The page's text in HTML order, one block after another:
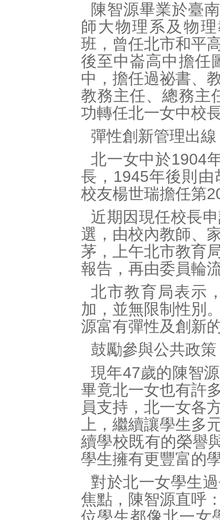
陳智源畢業於臺
師大物理系及物
班，曾任北市和平
後至中崙高中擔任
中，擔任過祕書、
教務主任、總務主
功轉任北一女中校
彈性創新管理出線
北一女中於1904
長，1945年後則
校友楊世瑞擔任第
近期因現任校長
選，由校內教師、
茅，上午北市教育
報告，再由委員輪
北市教育局表示
加，並無限制性別
源富有彈性及創新
鼓勵參與公共政策
現年47歲的陳智
畢竟北一女也有許
員支持，北一女各
上，繼續讓學生多
續學校既有的榮譽
學生擁有更豐富的
對於北一女學生
焦點，陳智源直呼